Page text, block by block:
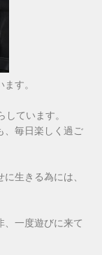
す。
ています。
、毎日楽しく過ご
生きる為には、
、一度遊びに来て